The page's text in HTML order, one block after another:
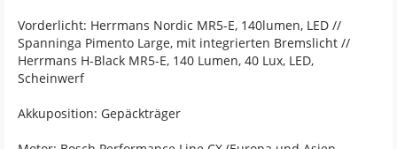
Vorderlicht: Herrmans Nordic MR5-E, 140lumen, LED //
Spanninga Pimento Large, mit integrierten Bremslicht //
Herrmans H-Black MR5-E, 140 Lumen, 40 Lux, LED,
Scheinwerf
Akkuposition: Gepäckträger